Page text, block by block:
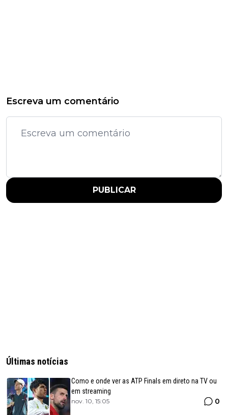
Escreva um comentário
PUBLICAR
Últimas notícias
Como e onde ver as ATP Finals em direto na TV ou
em streaming
nov. 10, 15:05 0